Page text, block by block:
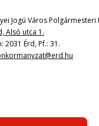
Jogú Város Polgármesteri
Alsó utca 1.
2031 Érd, Pf.: 31.